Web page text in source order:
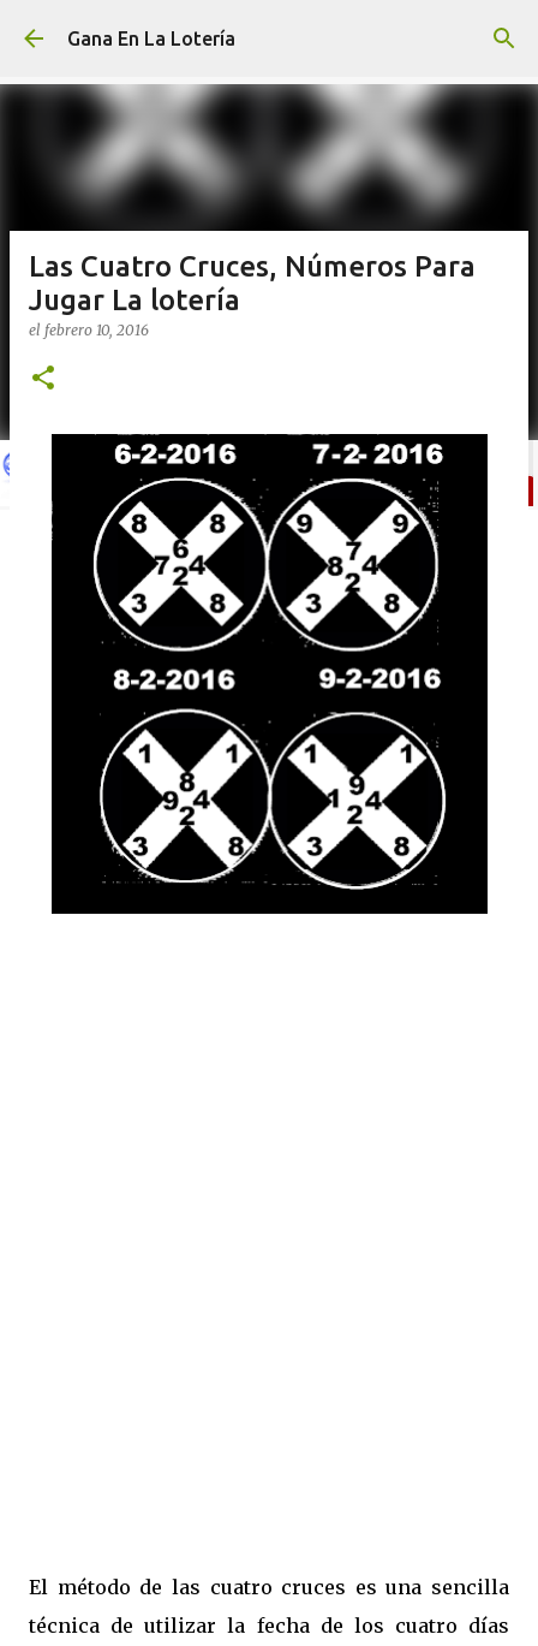
Ir al contenido principal
Gana En La Lotería
Las Cuatro Cruces, Números Para
Jugar La lotería
el febrero 10, 2016
El método de las cuatro cruces es una sencilla
técnica de utilizar la fecha de los cuatro días